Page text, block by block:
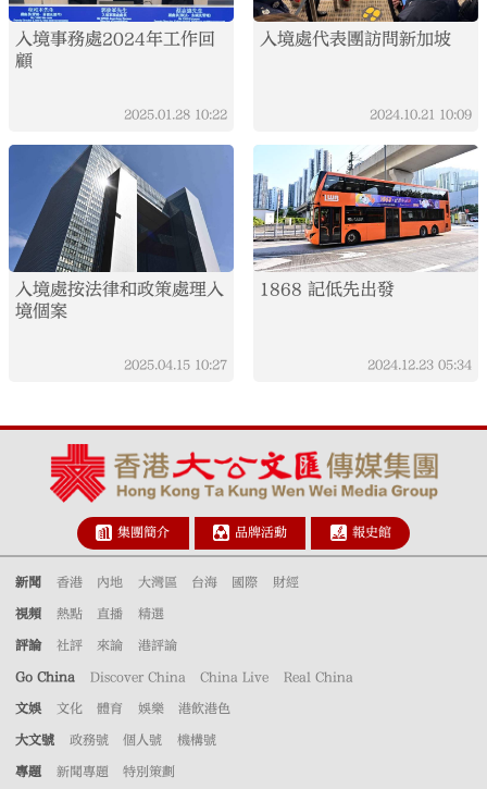
入境事務處2024年工作回
顧
2025.01.28 10:22
入境處代表團訪問新加坡
2024.10.21 10:09
入境處按法律和政策處理入
境個案
2025.04.15 10:27
1868 記低先出發
2024.12.23 05:34
集團簡介 品牌活動 報史館
新聞 香港 內地 大灣區 台海 國際 財經
視頻 熱點 直播 精選
評論 社評 來論 港評論
Go China Discover China China Live Real China
文娛 文化 體育 娛樂 港飲港色
大文號 政務號 個人號 機構號
專題 新聞專題 特別策劃